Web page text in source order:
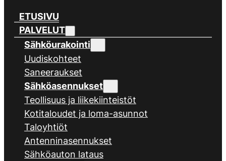
ETUSIVU
PALVELUT
Sähköurakointi
Uudiskohteet
Saneeraukset
Sähköasennukset
Teollisuus ja liikekiinteistöt
Kotitaloudet ja loma-asunnot
Taloyhtiöt
Antenninasennukset
Sähköauton lataus